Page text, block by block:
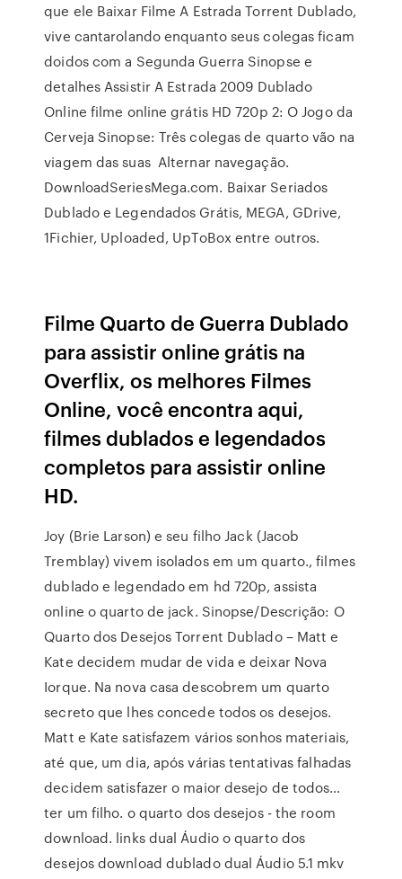
que ele Baixar Filme A Estrada Torrent Dublado,
vive cantarolando enquanto seus colegas ficam
doidos com a Segunda Guerra Sinopse e
detalhes Assistir A Estrada 2009 Dublado
Online filme online grátis HD 720p 2: O Jogo da
Cerveja Sinopse: Três colegas de quarto vão na
viagem das suas Alternar navegação.
DownloadSeriesMega.com. Baixar Seriados
Dublado e Legendados Grátis, MEGA, GDrive,
1Fichier, Uploaded, UpToBox entre outros.
Filme Quarto de Guerra Dublado
para assistir online grátis na
Overflix, os melhores Filmes
Online, você encontra aqui,
filmes dublados e legendados
completos para assistir online
HD.
Joy (Brie Larson) e seu filho Jack (Jacob
Tremblay) vivem isolados em um quarto., filmes
dublado e legendado em hd 720p, assista
online o quarto de jack. Sinopse/Descrição: O
Quarto dos Desejos Torrent Dublado – Matt e
Kate decidem mudar de vida e deixar Nova
Iorque. Na nova casa descobrem um quarto
secreto que lhes concede todos os desejos.
Matt e Kate satisfazem vários sonhos materiais,
até que, um dia, após várias tentativas falhadas
decidem satisfazer o maior desejo de todos…
ter um filho. o quarto dos desejos - the room
download. links dual Áudio o quarto dos
desejos download dublado dual Áudio 5.1 mkv